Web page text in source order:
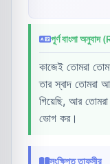
পূর্ণ বাংলা
কাজেই তোমরা
তার স্বাদ তোমরা
গিয়েছি, আর
ভোগ কর।
সংক্ষিপ্ত তাফসীর